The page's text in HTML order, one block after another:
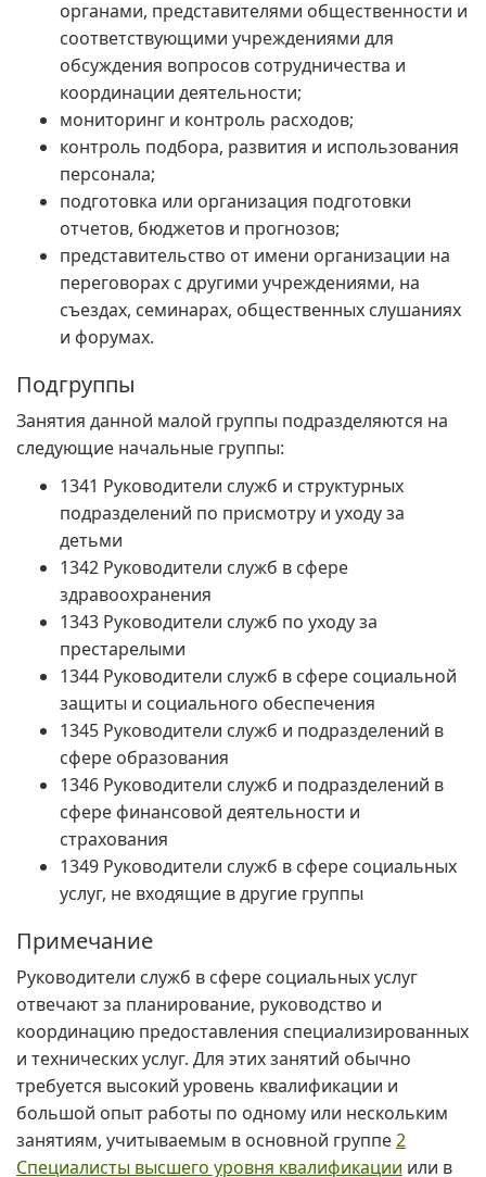
органами, представителями общественности и
соответствующими учреждениями для
обсуждения вопросов сотрудничества и
координации деятельности;
мониторинг и контроль расходов;
контроль подбора, развития и использования
персонала;
подготовка или организация подготовки
отчетов, бюджетов и прогнозов;
представительство от имени организации на
переговорах с другими учреждениями, на
съездах, семинарах, общественных слушаниях
и форумах.
Подгруппы
Занятия данной малой группы подразделяются на
следующие начальные группы:
1341 Руководители служб и структурных
подразделений по присмотру и уходу за
детьми
1342 Руководители служб в сфере
здравоохранения
1343 Руководители служб по уходу за
престарелыми
1344 Руководители служб в сфере социальной
защиты и социального обеспечения
1345 Руководители служб и подразделений в
сфере образования
1346 Руководители служб и подразделений в
сфере финансовой деятельности и
страхования
1349 Руководители служб в сфере социальных
услуг, не входящие в другие группы
Примечание
Руководители служб в сфере социальных услуг
отвечают за планирование, руководство и
координацию предоставления специализированных
и технических услуг. Для этих занятий обычно
требуется высокий уровень квалификации и
большой опыт работы по одному или нескольким
занятиям, учитываемым в основной группе2
Специалисты высшего уровня квалификации или в